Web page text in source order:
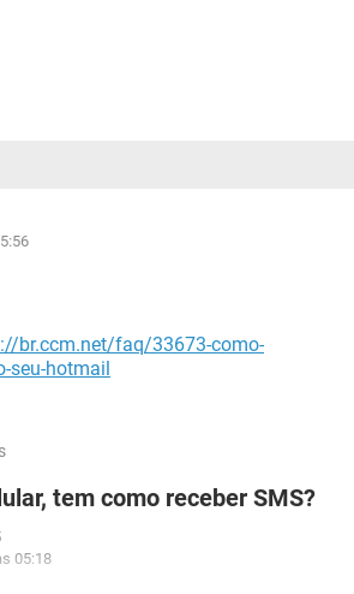
br.ccm.net/faq/33673-como-
seu-hotmail
tem como receber SMS?
05:18